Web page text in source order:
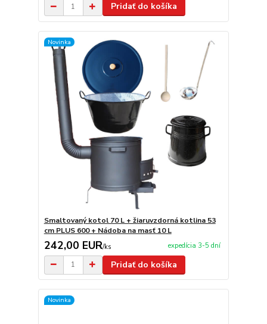
Pridať do košíka
Novinka
Smaltovaný kotol 70 L + žiaruvzdorná kotlina 53
cm PLUS 600 + Nádoba na masť 10 L
242,00 EUR/ks expedícia 3-5 dní
Pridať do košíka
Novinka